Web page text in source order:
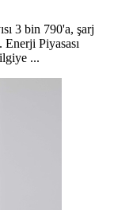
3 bin 790'a, şarj
Enerji Piyasası
...